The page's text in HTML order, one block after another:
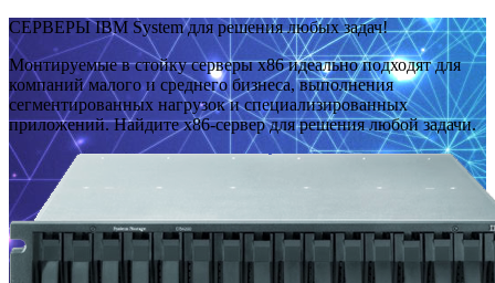
СЕРВЕРЫ IBM System для решения любых задач!
Монтируемые в стойку серверы x86 идеально подходят для
компаний малого и среднего бизнеса, выполнения
сегментированных нагрузок и специализированных
приложений. Найдите x86-сервер для решения любой задачи.